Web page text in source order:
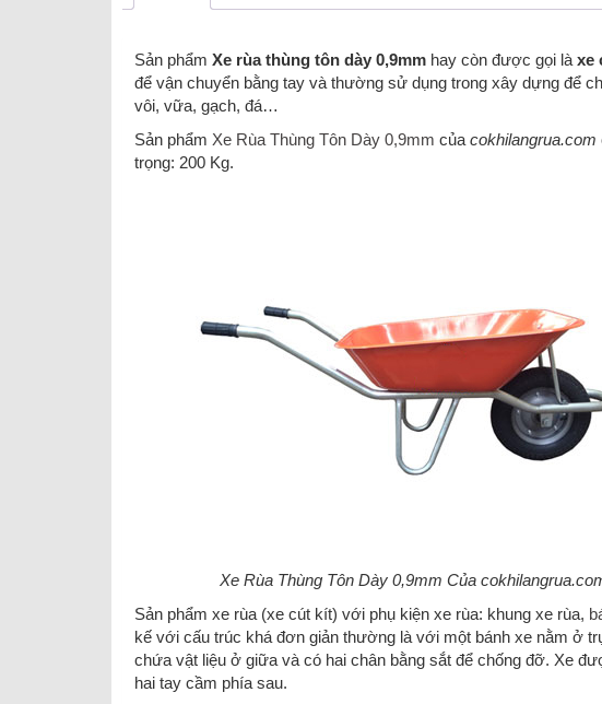
Sản phẩm Xe rùa thùng tôn dày 0,9mm hay còn được gọi là xe
để vận chuyển bằng tay và thường sử dụng trong xây dựng để
vôi, vữa, gạch, đá…
Sản phẩm Xe Rùa Thùng Tôn Dày 0,9mm của cokhilangrua.com
trọng: 200 Kg.
Xe Rùa Thùng Tôn Dày 0,9mm Của
Sản phẩm xe rùa (xe cút kít) với phụ kiện xe rùa: khung xe rùa,
kế với cấu trúc khá đơn giản thường là với một bánh xe nằm ở
chứa vật liệu ở giữa và có hai chân bằng sắt để chống đỡ. Xe
hai tay cầm phía sau.